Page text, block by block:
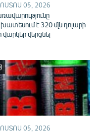
05, 2026
է 320 մլն դոլարի
վարկեր վերցնել
05, 2026